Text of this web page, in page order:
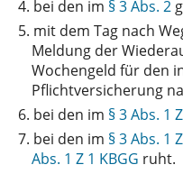
4. bei den im § 3 Abs. 2
5. mit dem Tag nach
Meldung der
Wochengeld für den
Pflichtversicherung
6. bei den im § 3 Abs. 1
7. bei den im § 3 Abs. 1
Abs. 1 Z 1 KBGG ruht.